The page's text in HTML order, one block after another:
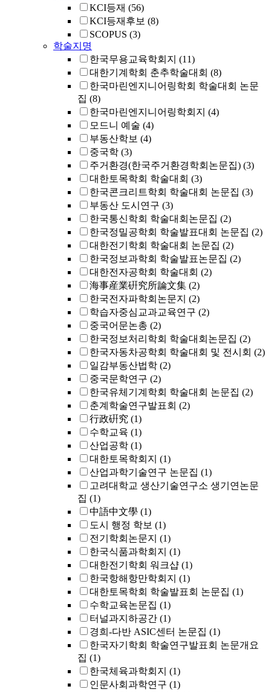
KCI등재 (56)
KCI등재후보 (8)
SCOPUS (3)
학술지명
한국무용교육학회지 (11)
대한기계학회 춘추학술대회 (8)
한국마린엔지니어링학회 학술대회 논문
집 (8)
한국마린엔지니어링학회지 (4)
모드니 예술 (4)
부동산학보 (4)
중국학 (3)
주거환경(한국주거환경학회논문집) (3)
대한토목학회 학술대회 (3)
한국콘크리트학회 학술대회 논문집 (3)
부동산 도시연구 (3)
한국통신학회 학술대회논문집 (2)
한국정밀공학회 학술발표대회 논문집 (2)
대한전기학회 학술대회 논문집 (2)
한국정보과학회 학술발표논문집 (2)
대한전자공학회 학술대회 (2)
海事産業硏究所論文集 (2)
한국전자파학회논문지 (2)
학습자중심교과교육연구 (2)
중국어문논총 (2)
한국정보처리학회 학술대회논문집 (2)
한국자동차공학회 학술대회 및 전시회 (2)
일감부동산법학 (2)
중국문학연구 (2)
한국유체기계학회 학술대회 논문집 (2)
춘계학술연구발표회 (2)
行政硏究 (1)
수학교육 (1)
산업공학 (1)
대한토목학회지 (1)
산업과학기술연구 논문집 (1)
고려대학교 생산기술연구소 생기연논문
집 (1)
中語中文學 (1)
도시 행정 학보 (1)
전기학회논문지 (1)
한국식품과학회지 (1)
대한전기학회 워크샵 (1)
한국항해항만학회지 (1)
대한토목학회 학술발표회 논문집 (1)
수학교육논문집 (1)
터널과지하공간 (1)
경희-다반 ASIC센터 논문집 (1)
한국자기학회 학술연구발표회 논문개요
집 (1)
한국체육과학회지 (1)
인문사회과학연구 (1)